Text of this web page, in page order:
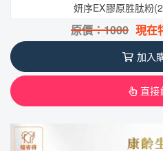
妍序EX膠原胜肽粉
原價：1000 現在
加入
直接